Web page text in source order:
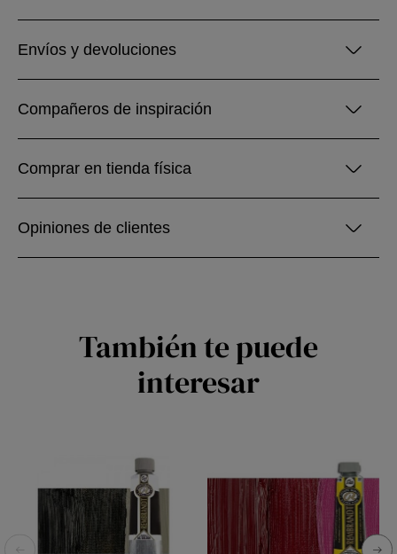
Envíos y devoluciones
Compañeros de inspiración
Comprar en tienda física
Opiniones de clientes
También te puede
interesar